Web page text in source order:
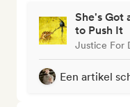
She's Got
to Push It
Justice For
Een artikel